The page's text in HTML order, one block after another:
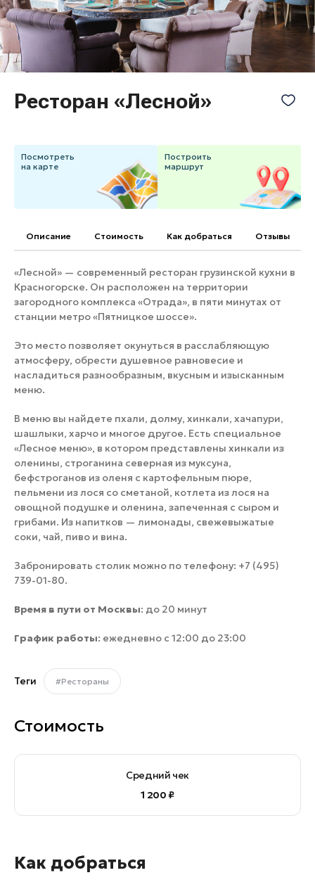
Банные комплексы
Горнолыжные клубы
Спецпроекты
Инвестиционный портал
Федоскинская фабрика
Пикник в Подмосковье
Золотое кольцо России
Войти
Инвесторам
Особо охраняемые
Ресторан «Лесной»
Посмотреть
на карте
Построить
маршрут
Описание Cтоимость Как добраться Отзывы
«Лесной» — современный ресторан грузинской кухни в
Красногорске. Он расположен на территории
загородного комплекса «Отрада», в пяти минутах от
станции метро «Пятницкое шоссе».
Это место позволяет окунуться в расслабляющую
атмосферу, обрести душевное равновесие и
насладиться разнообразным, вкусным и изысканным
меню.
В меню вы найдете пхали, долму, хинкали, хачапури,
шашлыки, харчо и многое другое. Есть специальное
«Лесное меню», в котором представлены хинкали из
оленины, строганина северная из муксуна,
бефстроганов из оленя с картофельным пюре,
пельмени из лося со сметаной, котлета из лося на
овощной подушке и оленина, запеченная с сыром и
грибами. Из напитков — лимонады, свежевыжатые
соки, чай, пиво и вина.
Забронировать столик можно по телефону: +7 (495)
739-01-80.
Время в пути от Москвы: до 20 минут
График работы: ежедневно с 12:00 до 23:00
Теги #Рестораны
Стоимость
Средний чек
1 200 ₽
Как добраться